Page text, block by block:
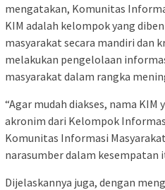
mengatakan, Komunitas
KIM adalah kelompok yang
masyarakat secara mandiri dan
melakukan pengelolaan
masyarakat dalam rangka
“Agar mudah diakses, nama KIM
akronim dari Kelompok
Komunitas Informasi
narasumber dalam kesempatan
Dijelaskannya juga, dengan